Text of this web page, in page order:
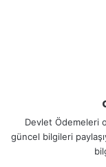
Devlet Ödemeleri
güncel bilgileri